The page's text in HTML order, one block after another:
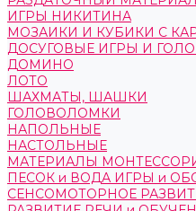
ИГРЫ НИКИТИНА
МОЗАИКИ И КУБИКИ С
ДОСУГОВЫЕ ИГРЫ И
ДОМИНО
ЛОТО
ШАХМАТЫ, ШАШКИ
ГОЛОВОЛОМКИ
НАПОЛЬНЫЕ
НАСТОЛЬНЫЕ
МАТЕРИАЛЫ
ПЕСОК и ВОДА ИГРЫ и
СЕНСОМОТОРНОЕ